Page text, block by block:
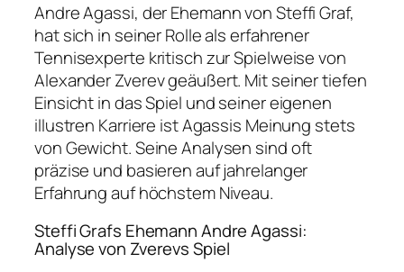
Andre Agassi, der Ehemann von Steffi Graf,
hat sich in seiner Rolle als erfahrener
Tennisexperte kritisch zur Spielweise von
Alexander Zverev geäußert. Mit seiner tiefen
Einsicht in das Spiel und seiner eigenen
illustren Karriere ist Agassis Meinung stets
von Gewicht. Seine Analysen sind oft
präzise und basieren auf jahrelanger
Erfahrung auf höchstem Niveau.
Steffi Grafs Ehemann Andre Agassi:
Analyse von Zverevs Spiel